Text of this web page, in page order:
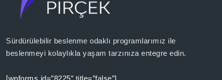
Sürdürülebilir beslenme odaklı programlarımız ile
beslenmeyi kolaylıkla yaşam tarzınıza entegre edin.
[wpforms id=”8225″ title=”false”]